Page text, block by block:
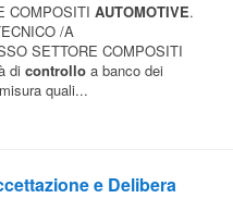
COMPOSITI AUTOMOTIVE.
/A
SETTORE COMPOSITI
di controllo a banco dei
quali...
e Delibera